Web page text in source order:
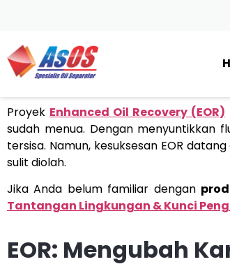
Proyek Enhanced Oil Recovery (EOR)
sudah menua. Dengan menyuntikkan
tersisa. Namun, kesuksesan EOR
sulit diolah.
Jika Anda belum familiar dengan
Tantangan Lingkungan & Kunci
EOR: Mengubah